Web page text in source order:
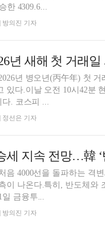
한 4309.6...
방의진 기자
년 새해 첫 거래
년 병오년(丙午年) 첫
있다.이날 오전 10시42분
다. 코스피 ...
정선은 기자
음 4000선을 돌파하는 격
이 나온다.특히, 반도체와
일 금융투...
방의진 기자